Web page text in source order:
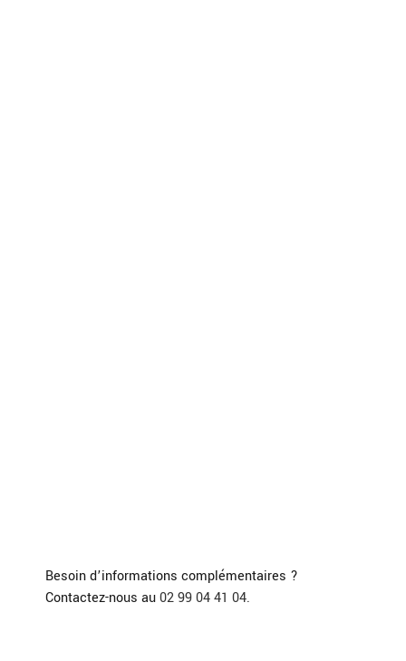
Besoin d’informations complémentaires ?
Contactez-nous au02 99 04 41 04.